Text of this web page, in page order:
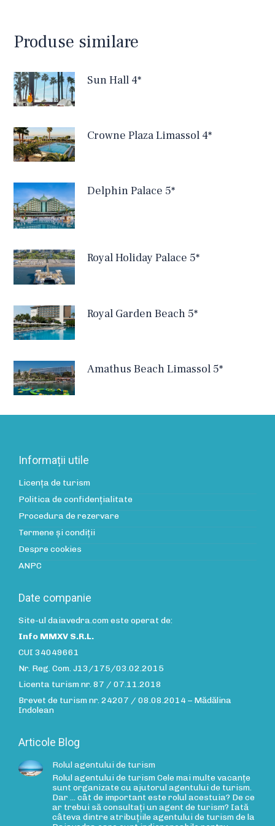
Produse similare
Sun Hall 4*
Crowne Plaza Limassol 4*
Delphin Palace 5*
Royal Holiday Palace 5*
Royal Garden Beach 5*
Amathus Beach Limassol 5*
Informații utile
Licența de turism
Politica de confidenţialitate
Procedura de rezervare
Termene și condiții
Despre cookies
ANPC
Date companie
Site-ul daiavedra.com este operat de:
Info MMXV S.R.L.
CUI 34049661
Nr. Reg. Com. J13/175/03.02.2015
Licenta turism nr. 87 / 07.11.2018
Brevet de turism nr. 24207 / 08.08.2014 – Mădălina
Indolean
Articole Blog
Rolul agentului de turism
Rolul agentului de turism Cele mai multe vacanțe
sunt organizate cu ajutorul agentului de turism.
Dar ... cât de important este rolul acestuia? De ce
ar trebui să consultați un agent de turism? Iată
câteva dintre atribuțiile agentului de turism de la